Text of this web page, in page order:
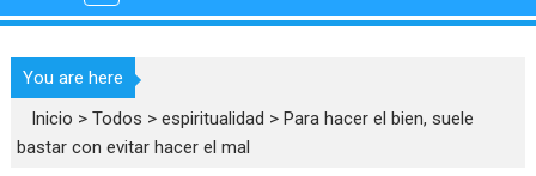
You are here
Inicio >Todos >espiritualidad >Para hacer el bien, suele
bastar con evitar hacer el mal